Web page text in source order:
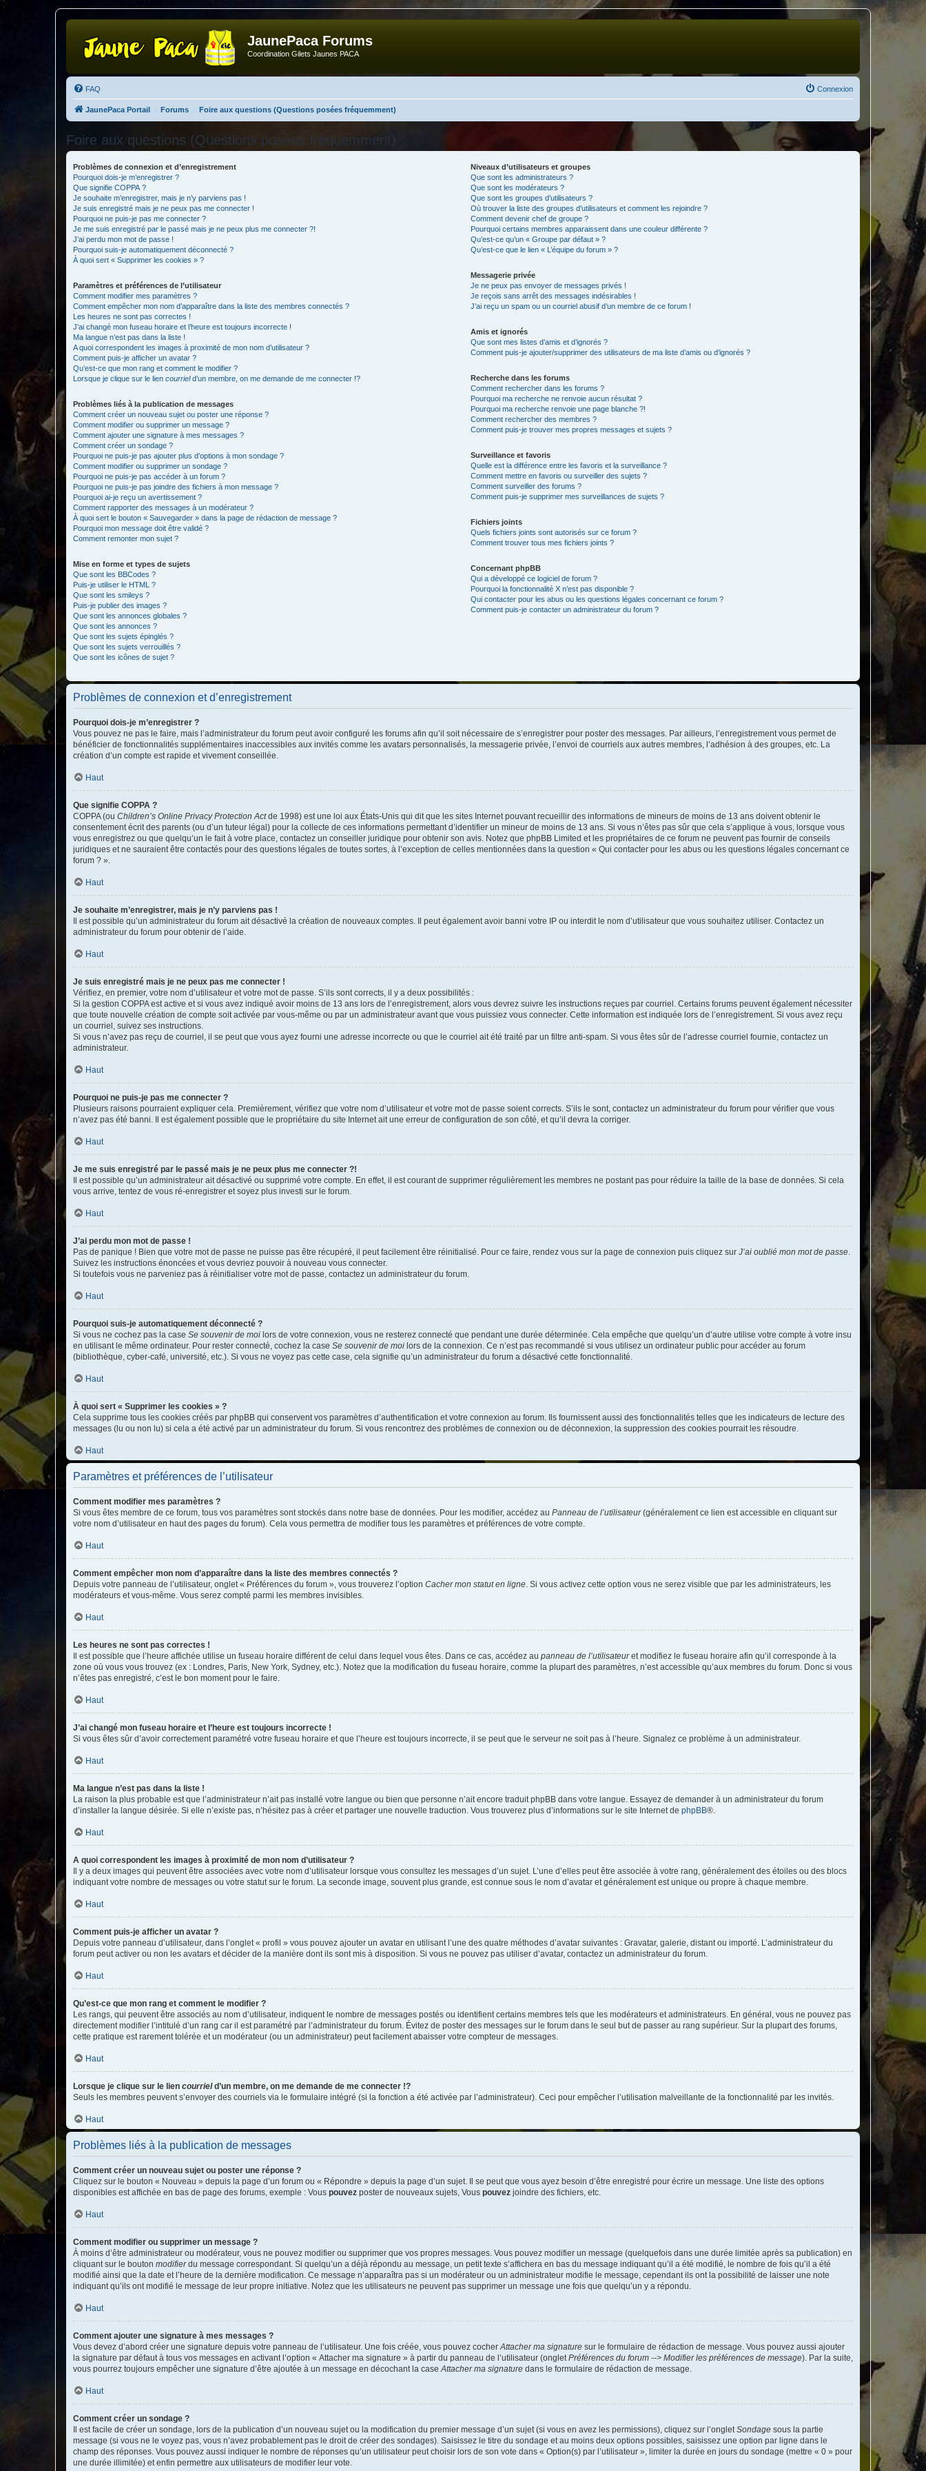
JaunePaca Forums
Coordination Gilets Jaunes PACA
FAQ Connexion
JaunePaca Portail Forums Foire aux questions (Questions posées fréquemment)
Foire aux questions (Questions posées fréquemment)
Problèmes de connexion et d’enregistrement
Pourquoi dois-je m’enregistrer ?
Que signifie COPPA ?
Je souhaite m’enregistrer, mais je n’y parviens pas !
Je suis enregistré mais je ne peux pas me connecter !
Pourquoi ne puis-je pas me connecter ?
Je me suis enregistré par le passé mais je ne peux plus me connecter ?!
J’ai perdu mon mot de passe !
Pourquoi suis-je automatiquement déconnecté ?
À quoi sert « Supprimer les cookies » ?
Paramètres et préférences de l’utilisateur
Comment modifier mes paramètres ?
Comment empêcher mon nom d’apparaître dans la liste des membres connectés ?
Les heures ne sont pas correctes !
J’ai changé mon fuseau horaire et l’heure est toujours incorrecte !
Ma langue n’est pas dans la liste !
A quoi correspondent les images à proximité de mon nom d’utilisateur ?
Comment puis-je afficher un avatar ?
Qu’est-ce que mon rang et comment le modifier ?
Lorsque je clique sur le lien courrield’un membre, on me demande de me connecter !?
Problèmes liés à la publication de messages
Comment créer un nouveau sujet ou poster une réponse ?
Comment modifier ou supprimer un message ?
Comment ajouter une signature à mes messages ?
Comment créer un sondage ?
Pourquoi ne puis-je pas ajouter plus d’options à mon sondage ?
Comment modifier ou supprimer un sondage ?
Pourquoi ne puis-je pas accéder à un forum ?
Pourquoi ne puis-je pas joindre des fichiers à mon message ?
Pourquoi ai-je reçu un avertissement ?
Comment rapporter des messages à un modérateur ?
À quoi sert le bouton « Sauvegarder » dans la page de rédaction de message ?
Pourquoi mon message doit être validé ?
Comment remonter mon sujet ?
Mise en forme et types de sujets
Que sont les BBCodes ?
Puis-je utiliser le HTML ?
Que sont les smileys ?
Puis-je publier des images ?
Que sont les annonces globales ?
Que sont les annonces ?
Que sont les sujets épinglés ?
Que sont les sujets verrouillés ?
Que sont les icônes de sujet ?
Niveaux d’utilisateurs et groupes
Que sont les administrateurs ?
Que sont les modérateurs ?
Que sont les groupes d’utilisateurs ?
Où trouver la liste des groupes d’utilisateurs et comment les rejoindre ?
Comment devenir chef de groupe ?
Pourquoi certains membres apparaissent dans une couleur différente ?
Qu’est-ce qu’un « Groupe par défaut » ?
Qu’est-ce que le lien « L’équipe du forum » ?
Messagerie privée
Je ne peux pas envoyer de messages privés !
Je reçois sans arrêt des messages indésirables !
J’ai reçu un spam ou un courriel abusif d’un membre de ce forum !
Amis et ignorés
Que sont mes listes d’amis et d’ignorés ?
Comment puis-je ajouter/supprimer des utilisateurs de ma liste d’amis ou d’ignorés ?
Recherche dans les forums
Comment rechercher dans les forums ?
Pourquoi ma recherche ne renvoie aucun résultat ?
Pourquoi ma recherche renvoie une page blanche ?!
Comment rechercher des membres ?
Comment puis-je trouver mes propres messages et sujets ?
Surveillance et favoris
Quelle est la différence entre les favoris et la surveillance ?
Comment mettre en favoris ou surveiller des sujets ?
Comment surveiller des forums ?
Comment puis-je supprimer mes surveillances de sujets ?
Fichiers joints
Quels fichiers joints sont autorisés sur ce forum ?
Comment trouver tous mes fichiers joints ?
Concernant phpBB
Qui a développé ce logiciel de forum ?
Pourquoi la fonctionnalité X n’est pas disponible ?
Qui contacter pour les abus ou les questions légales concernant ce forum ?
Comment puis-je contacter un administrateur du forum ?
Problèmes de connexion et d’enregistrement
Pourquoi dois-je m’enregistrer ?
Vous pouvez ne pas le faire, mais l’administrateur du forum peut avoir configuré les forums afin qu’il soit nécessaire de s’enregistrer pour poster des messages. Par ailleurs, l’enregistrement vous permet de
bénéficier de fonctionnalités supplémentaires inaccessibles aux invités comme les avatars personnalisés, la messagerie privée, l’envoi de courriels aux autres membres, l’adhésion à des groupes, etc. La
création d’un compte est rapide et vivement conseillée.
Haut
Que signifie COPPA ?
COPPA (ou Children’s Online Privacy Protection Actde 1998) est une loi aux États-Unis qui dit que les sites Internet pouvant recueillir des informations de mineurs de moins de 13 ans doivent obtenir le
consentement écrit des parents (ou d’un tuteur légal) pour la collecte de ces informations permettant d’identifier un mineur de moins de 13 ans. Si vous n’êtes pas sûr que cela s’applique à vous, lorsque vous
vous enregistrez ou que quelqu’un le fait à votre place, contactez un conseiller juridique pour obtenir son avis. Notez que phpBB Limited et les propriétaires de ce forum ne peuvent pas fournir de conseils
juridiques et ne sauraient être contactés pour des questions légales de toutes sortes, à l’exception de celles mentionnées dans la question « Qui contacter pour les abus ou les questions légales concernant ce
forum ? ».
Haut
Je souhaite m’enregistrer, mais je n’y parviens pas !
Il est possible qu’un administrateur du forum ait désactivé la création de nouveaux comptes. Il peut également avoir banni votre IP ou interdit le nom d’utilisateur que vous souhaitez utiliser. Contactez un
administrateur du forum pour obtenir de l’aide.
Haut
Je suis enregistré mais je ne peux pas me connecter !
Vérifiez, en premier, votre nom d’utilisateur et votre mot de passe. S’ils sont corrects, il y a deux possibilités :
Si la gestion COPPA est active et si vous avez indiqué avoir moins de 13 ans lors de l’enregistrement, alors vous devrez suivre les instructions reçues par courriel. Certains forums peuvent également nécessiter
que toute nouvelle création de compte soit activée par vous-même ou par un administrateur avant que vous puissiez vous connecter. Cette information est indiquée lors de l’enregistrement. Si vous avez reçu
un courriel, suivez ses instructions.
Si vous n’avez pas reçu de courriel, il se peut que vous ayez fourni une adresse incorrecte ou que le courriel ait été traité par un filtre anti-spam. Si vous êtes sûr de l’adresse courriel fournie, contactez un
administrateur.
Haut
Pourquoi ne puis-je pas me connecter ?
Plusieurs raisons pourraient expliquer cela. Premièrement, vérifiez que votre nom d’utilisateur et votre mot de passe soient corrects. S’ils le sont, contactez un administrateur du forum pour vérifier que vous
n’avez pas été banni. Il est également possible que le propriétaire du site Internet ait une erreur de configuration de son côté, et qu’il devra la corriger.
Haut
Je me suis enregistré par le passé mais je ne peux plus me connecter ?!
Il est possible qu’un administrateur ait désactivé ou supprimé votre compte. En effet, il est courant de supprimer régulièrement les membres ne postant pas pour réduire la taille de la base de données. Si cela
vous arrive, tentez de vous ré-enregistrer et soyez plus investi sur le forum.
Haut
J’ai perdu mon mot de passe !
Pas de panique ! Bien que votre mot de passe ne puisse pas être récupéré, il peut facilement être réinitialisé. Pour ce faire, rendez vous sur la page de connexion puis cliquez sur J’ai oublié mon mot de passe
Suivez les instructions énoncées et vous devriez pouvoir à nouveau vous connecter.
Si toutefois vous ne parveniez pas à réinitialiser votre mot de passe, contactez un administrateur du forum.
Haut
Pourquoi suis-je automatiquement déconnecté ?
Si vous ne cochez pas la case Se souvenir de moi lors de votre connexion, vous ne resterez connecté que pendant une durée déterminée. Cela empêche que quelqu’un d’autre utilise votre compte à votre insu
en utilisant le même ordinateur. Pour rester connecté, cochez la case Se souvenir de moi lors de la connexion. Ce n’est pas recommandé si vous utilisez un ordinateur public pour accéder au forum
(bibliothèque, cyber-café, université, etc.). Si vous ne voyez pas cette case, cela signifie qu’un administrateur du forum a désactivé cette fonctionnalité.
Haut
À quoi sert « Supprimer les cookies » ?
Cela supprime tous les cookies créés par phpBB qui conservent vos paramètres d’authentification et votre connexion au forum. Ils fournissent aussi des fonctionnalités telles que les indicateurs de lecture des
messages (lu ou non lu) si cela a été activé par un administrateur du forum. Si vous rencontrez des problèmes de connexion ou de déconnexion, la suppression des cookies pourrait les résoudre.
Haut
Paramètres et préférences de l’utilisateur
Comment modifier mes paramètres ?
Si vous êtes membre de ce forum, tous vos paramètres sont stockés dans notre base de données. Pour les modifier, accédez au Panneau de l’utilisateur(généralement ce lien est accessible en cliquant sur
votre nom d’utilisateur en haut des pages du forum). Cela vous permettra de modifier tous les paramètres et préférences de votre compte.
Haut
Comment empêcher mon nom d’apparaître dans la liste des membres connectés ?
Depuis votre panneau de l’utilisateur, onglet « Préférences du forum », vous trouverez l’option Cacher mon statut en ligne . Si vous activez cette option vous ne serez visible que par les administrateurs, les
modérateurs et vous-même. Vous serez compté parmi les membres invisibles.
Haut
Les heures ne sont pas correctes !
Il est possible que l’heure affichée utilise un fuseau horaire différent de celui dans lequel vous êtes. Dans ce cas, accédez au panneau de l’utilisateuret modifiez le fuseau horaire afin qu’il corresponde à la
zone où vous vous trouvez (ex : Londres, Paris, New York, Sydney, etc.). Notez que la modification du fuseau horaire, comme la plupart des paramètres, n’est accessible qu’aux membres du forum. Donc si vous
n’êtes pas enregistré, c’est le bon moment pour le faire.
Haut
J’ai changé mon fuseau horaire et l’heure est toujours incorrecte !
Si vous êtes sûr d’avoir correctement paramétré votre fuseau horaire et que l’heure est toujours incorrecte, il se peut que le serveur ne soit pas à l’heure. Signalez ce problème à un administrateur.
Haut
Ma langue n’est pas dans la liste !
La raison la plus probable est que l’administrateur n’ait pas installé votre langue ou bien que personne n’ait encore traduit phpBB dans votre langue. Essayez de demander à un administrateur du forum
d’installer la langue désirée. Si elle n’existe pas, n’hésitez pas à créer et partager une nouvelle traduction. Vous trouverez plus d’informations sur le site Internet de phpBB®.
Haut
A quoi correspondent les images à proximité de mon nom d’utilisateur ?
Il y a deux images qui peuvent être associées avec votre nom d’utilisateur lorsque vous consultez les messages d’un sujet. L’une d’elles peut être associée à votre rang, généralement des étoiles ou des blocs
indiquant votre nombre de messages ou votre statut sur le forum. La seconde image, souvent plus grande, est connue sous le nom d’avatar et généralement est unique ou propre à chaque membre.
Haut
Comment puis-je afficher un avatar ?
Depuis votre panneau d’utilisateur, dans l’onglet « profil » vous pouvez ajouter un avatar en utilisant l’une des quatre méthodes d’avatar suivantes : Gravatar, galerie, distant ou importé. L’administrateur du
forum peut activer ou non les avatars et décider de la manière dont ils sont mis à disposition. Si vous ne pouvez pas utiliser d’avatar, contactez un administrateur du forum.
Haut
Qu’est-ce que mon rang et comment le modifier ?
Les rangs, qui peuvent être associés au nom d’utilisateur, indiquent le nombre de messages postés ou identifient certains membres tels que les modérateurs et administrateurs. En général, vous ne pouvez pas
directement modifier l’intitulé d’un rang car il est paramétré par l’administrateur du forum. Évitez de poster des messages sur le forum dans le seul but de passer au rang supérieur. Sur la plupart des forums,
cette pratique est rarement tolérée et un modérateur (ou un administrateur) peut facilement abaisser votre compteur de messages.
Haut
Lorsque je clique sur le lien courrield’un membre, on me demande de me connecter !?
Seuls les membres peuvent s’envoyer des courriels via le formulaire intégré (si la fonction a été activée par l’administrateur). Ceci pour empêcher l’utilisation malveillante de la fonctionnalité par les invités.
Haut
Problèmes liés à la publication de messages
Comment créer un nouveau sujet ou poster une réponse ?
Cliquez sur le bouton « Nouveau » depuis la page d’un forum ou « Répondre » depuis la page d’un sujet. Il se peut que vous ayez besoin d’être enregistré pour écrire un message. Une liste des options
disponibles est affichée en bas de page des forums, exemple : Vous pouvez poster de nouveaux sujets, Vous pouvez joindre des fichiers, etc.
Haut
Comment modifier ou supprimer un message ?
À moins d’être administrateur ou modérateur, vous ne pouvez modifier ou supprimer que vos propres messages. Vous pouvez modifier un message (quelquefois dans une durée limitée après sa publication) en
cliquant sur le bouton modifierdu message correspondant. Si quelqu’un a déjà répondu au message, un petit texte s’affichera en bas du message indiquant qu’il a été modifié, le nombre de fois qu’il a été
modifié ainsi que la date et l’heure de la dernière modification. Ce message n’apparaîtra pas si un modérateur ou un administrateur modifie le message, cependant ils ont la possibilité de laisser une note
indiquant qu’ils ont modifié le message de leur propre initiative. Notez que les utilisateurs ne peuvent pas supprimer un message une fois que quelqu’un y a répondu.
Haut
Comment ajouter une signature à mes messages ?
Vous devez d’abord créer une signature depuis votre panneau de l’utilisateur. Une fois créée, vous pouvez cocher Attacher ma signature sur le formulaire de rédaction de message. Vous pouvez aussi ajouter
la signature par défaut à tous vos messages en activant l’option « Attacher ma signature » à partir du panneau de l’utilisateur (onglet Préférences du forum --> Modifier les préférences de message). Par la suite,
vous pourrez toujours empêcher une signature d’être ajoutée à un message en décochant la case Attacher ma signature dans le formulaire de rédaction de message.
Haut
Comment créer un sondage ?
Il est facile de créer un sondage, lors de la publication d’un nouveau sujet ou la modification du premier message d’un sujet (si vous en avez les permissions), cliquez sur l’onglet Sondage sous la partie
message (si vous ne le voyez pas, vous n’avez probablement pas le droit de créer des sondages). Saisissez le titre du sondage et au moins deux options possibles, saisissez une option par ligne dans le
champ des réponses. Vous pouvez aussi indiquer le nombre de réponses qu’un utilisateur peut choisir lors de son vote dans « Option(s) par l’utilisateur », limiter la durée en jours du sondage (mettre « 0 » pour
une durée illimitée) et enfin permettre aux utilisateurs de modifier leur vote.